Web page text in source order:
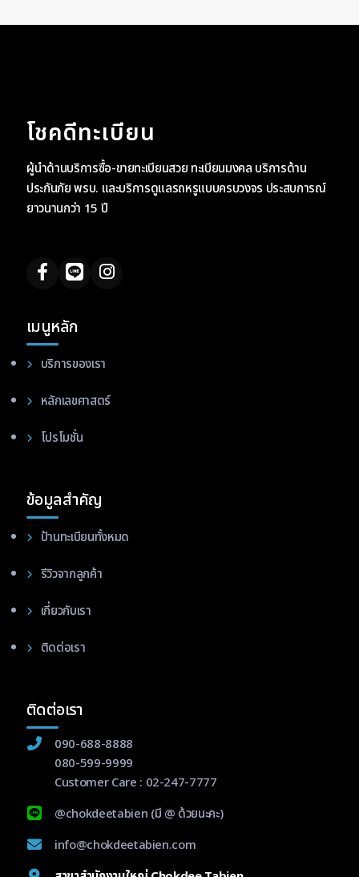
โชคดีทะเบียน
ผู้นำด้านบริการซื้อ-ขายทะเบียนสวย ทะเบียนมงคล บริการด้าน
ประกันภัย พรบ. และบริการดูแลรถหรูแบบครบวงจร ประสบการณ์
ยาวนานกว่า 15 ปี
เมนูหลัก
บริการของเรา
หลักเลขศาสตร์
โปรโมชั่น
ข้อมูลสำคัญ
ป้านทะเบียนทั้งหมด
รีวิวจากลูกค้า
เกี่ยวกับเรา
ติดต่อเรา
ติดต่อเรา
090-688-8888
080-599-9999
Customer Care : 02-247-7777
@chokdeetabien (มี @ ด้วยนะคะ)
info@chokdeetabien.com